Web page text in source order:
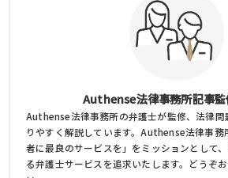
Authense法律事務所記事監
Authense法律事務所の弁護士が監修、法律問
りやすく解説しています。Authense法律事務
者に最良のサービスを」をミッションとして
る弁護士サービスを追求いたします。どうぞ